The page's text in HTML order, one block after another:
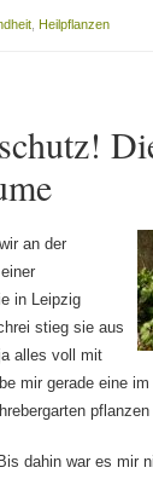
, Heilpflanzen
an der
in Leipzig
stieg sie aus
alles voll mit
mir gerade eine
pflanzen
Bis dahin war es mir